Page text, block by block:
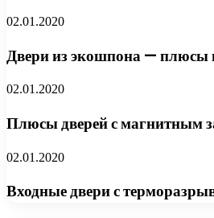
02.01.2020
Двери из экошпона — плюсы
02.01.2020
Плюсы дверей с магнитным
02.01.2020
Входные двери с